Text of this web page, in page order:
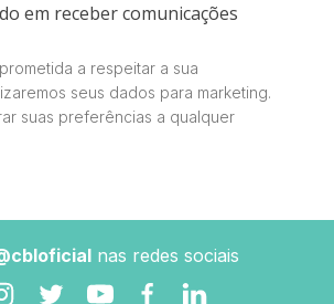
em receber comunicações
a respeitar a sua
seus dados para marketing.
suas preferências a qualquer
nas redes sociais